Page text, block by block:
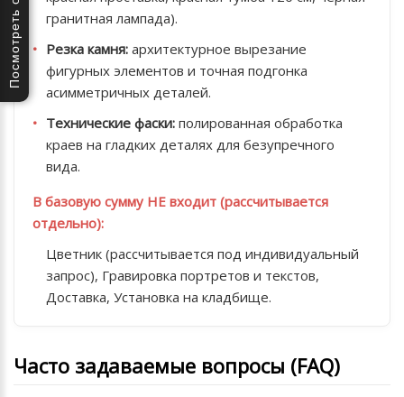
гранитная лампада).
Резка камня: архитектурное вырезание
фигурных элементов и точная подгонка
асимметричных деталей.
Технические фаски: полированная обработка
краев на гладких деталях для безупречного
вида.
В базовую сумму НЕ входит (рассчитывается
отдельно):
Цветник (рассчитывается под индивидуальный
запрос), Гравировка портретов и текстов,
Доставка, Установка на кладбище.
Часто задаваемые вопросы (FAQ)